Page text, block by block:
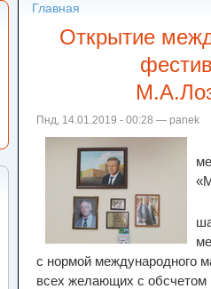
Главная
Открытие
Пнд, 14.01.2019 - 00:28 — panek
с нормой международного
всех желающих с обсчетом